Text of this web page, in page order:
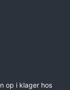
op i klager hos